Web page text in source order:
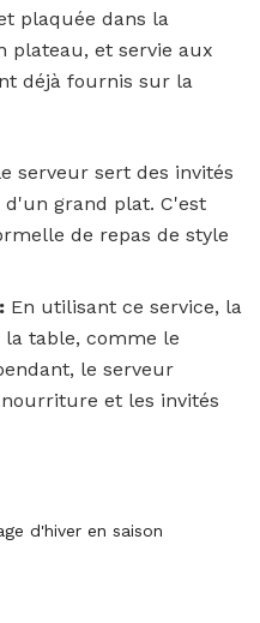
plaquée dans la
plateau, et servie aux
déjà fournis sur la
serveur sert des invités
grand plat. C'est
de repas de style
En utilisant ce service, la
table, comme le
le serveur
et les invités
d'hiver en saison